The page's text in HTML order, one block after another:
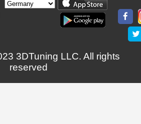
3DTuning LLC. All rights
reserved